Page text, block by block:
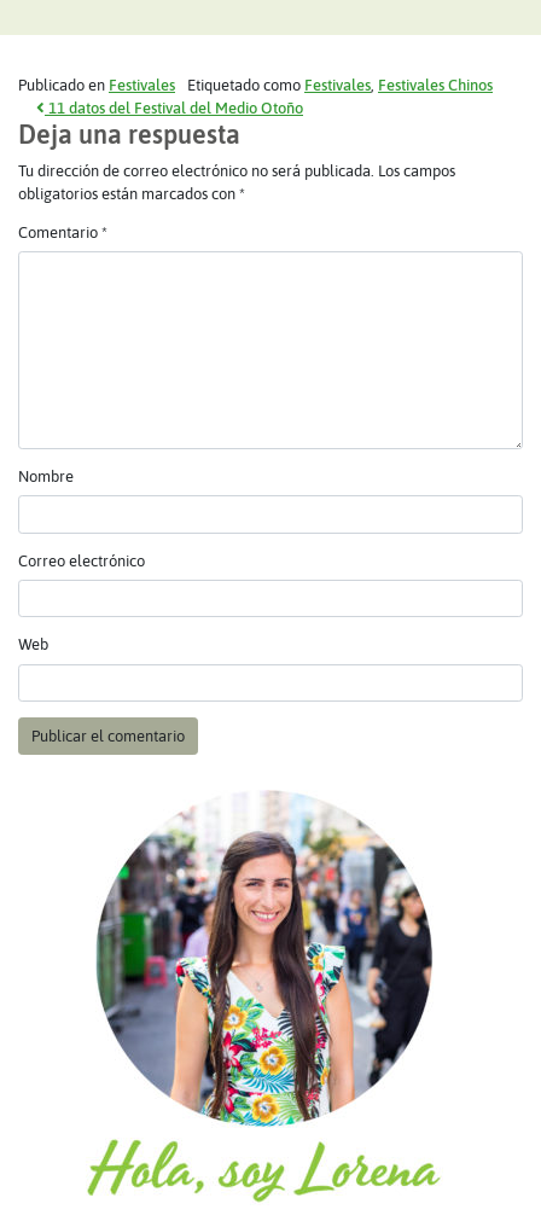
Publicado en Festivales Etiquetado como Festivales, Festivales Chinos
Navegación de entradas
11 datos del Festival del Medio Otoño
Deja una respuesta
Tu dirección de correo electrónico no será publicada. Los campos
obligatorios están marcados con *
Comentario *
Nombre
Correo electrónico
Web